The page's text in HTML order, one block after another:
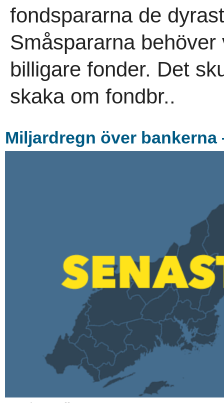
fondspararna de
Småspararna
billigare fonder. Det
skaka om fondbr..
Miljardregn över